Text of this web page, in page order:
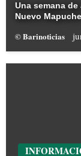
Una semana
Nuevo Mapuche
© Barinoticias